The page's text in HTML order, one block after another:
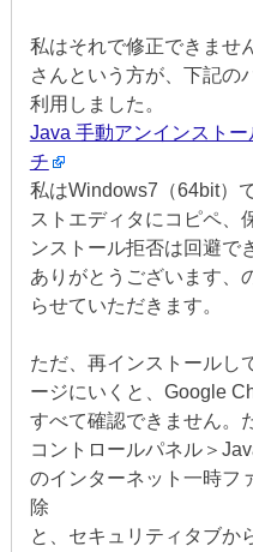
私はそれで修正できませ
さんという方が、下記の
利用しました。
Java 手動アンインスト
チ
私はWindows7（64bit）
ストエディタにコピペ、
ンストール拒否は回避で
ありがとうございます、
らせていただきます。
ただ、再インストールし
ージにいくと、Google
すべて確認できません。
コントロールパネル＞
のインターネット一時フ
除
と、セキュリティタブか